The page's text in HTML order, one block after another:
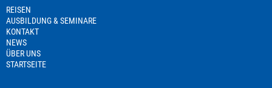
REISEN
AUSBILDUNG & SEMINARE
KONTAKT
NEWS
ÜBER UNS
STARTSEITE